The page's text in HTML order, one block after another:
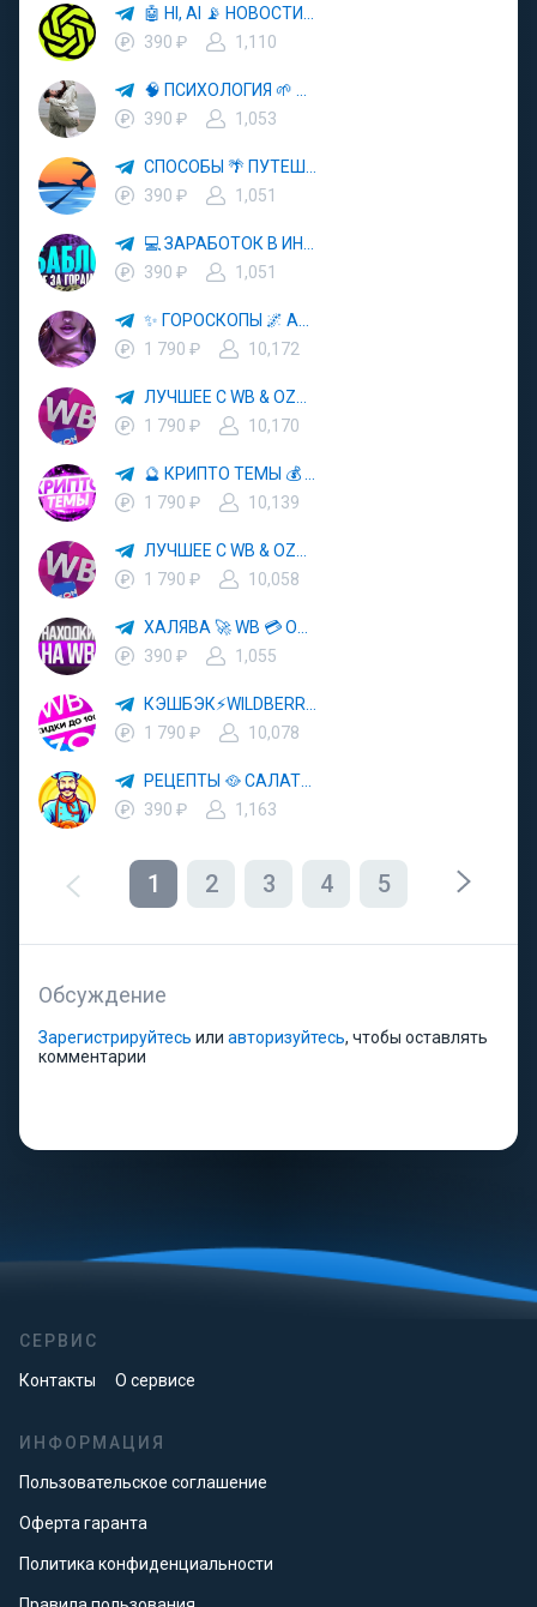
390 ₽
1,110
390 ₽
1,053
390 ₽
1,051
390 ₽
1,051
1 790 ₽
10,172
1 790 ₽
10,170
1 790 ₽
10,139
1 790 ₽
10,058
390 ₽
1,055
1 790 ₽
10,078
390 ₽
1,163
1 2 3 4 5
Обсуждение
Зарегистрируйтесь или авторизуйтесь, чтобы оставлять
комментарии
СЕРВИС
Контакты О сервисе
ИНФОРМАЦИЯ
Пользовательское соглашение
Оферта гаранта
Политика конфиденциальности